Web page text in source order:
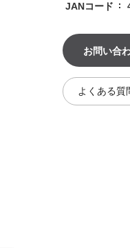
JANコード
お問い合
よくある質